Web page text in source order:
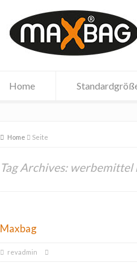
Home
Home Seite
Tag Archives:
Maxbag
revadmin